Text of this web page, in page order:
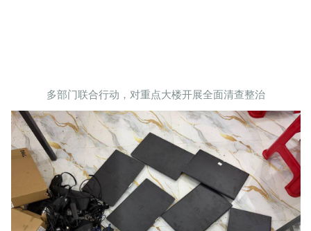
多部门联合行动，对重点大楼开展全面清查整治